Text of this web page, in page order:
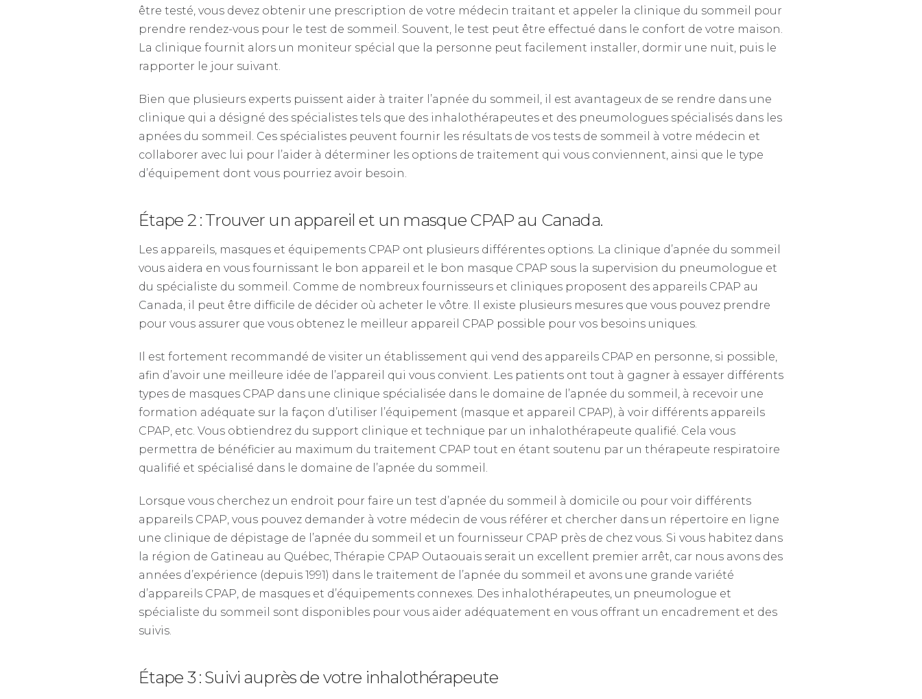
être testé, vous devez obtenir une prescription de votre médecin traitant et appeler la clinique du sommeil pour
prendre rendez-vous pour le test de sommeil. Souvent, le test peut être effectué dans le confort de votre maison.
La clinique fournit alors un moniteur spécial que la personne peut facilement installer, dormir une nuit, puis le
rapporter le jour suivant.
Bien que plusieurs experts puissent aider à traiter l’apnée du sommeil, il est avantageux de se rendre dans une
clinique qui a désigné des spécialistes tels que des inhalothérapeutes et des pneumologues spécialisés dans les
apnées du sommeil. Ces spécialistes peuvent fournir les résultats de vos tests de sommeil à votre médecin et
collaborer avec lui pour l’aider à déterminer les options de traitement qui vous conviennent, ainsi que le type
d’équipement dont vous pourriez avoir besoin.
Étape 2 : Trouver un appareil et un masque CPAP au Canada.
Les appareils, masques et équipements CPAP ont plusieurs différentes options. La clinique d’apnée du sommeil
vous aidera en vous fournissant le bon appareil et le bon masque CPAP sous la supervision du pneumologue et
du spécialiste du sommeil. Comme de nombreux fournisseurs et cliniques proposent des appareils CPAP au
Canada, il peut être difficile de décider où acheter le vôtre. Il existe plusieurs mesures que vous pouvez prendre
pour vous assurer que vous obtenez le meilleur appareil CPAP possible pour vos besoins uniques.
Il est fortement recommandé de visiter un établissement qui vend des appareils CPAP en personne, si possible,
afin d’avoir une meilleure idée de l’appareil qui vous convient. Les patients ont tout à gagner à essayer différents
types de masques CPAP dans une clinique spécialisée dans le domaine de l’apnée du sommeil, à recevoir une
formation adéquate sur la façon d’utiliser l’équipement (masque et appareil CPAP), à voir différents appareils
CPAP, etc. Vous obtiendrez du support clinique et technique par un inhalothérapeute qualifié. Cela vous
permettra de bénéficier au maximum du traitement CPAP tout en étant soutenu par un thérapeute respiratoire
qualifié et spécialisé dans le domaine de l’apnée du sommeil.
Lorsque vous cherchez un endroit pour faire un test d’apnée du sommeil à domicile ou pour voir différents
appareils CPAP, vous pouvez demander à votre médecin de vous référer et chercher dans un répertoire en ligne
une clinique de dépistage de l’apnée du sommeil et un fournisseur CPAP près de chez vous. Si vous habitez dans
la région de Gatineau au Québec, Thérapie CPAP Outaouais serait un excellent premier arrêt, car nous avons des
années d’expérience (depuis 1991) dans le traitement de l’apnée du sommeil et avons une grande variété
d’appareils CPAP, de masques et d’équipements connexes. Des inhalothérapeutes, un pneumologue et
spécialiste du sommeil sont disponibles pour vous aider adéquatement en vous offrant un encadrement et des
suivis.
Étape 3 : Suivi auprès de votre inhalothérapeute